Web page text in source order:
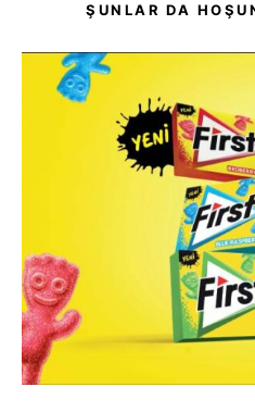
ŞUNLAR DA